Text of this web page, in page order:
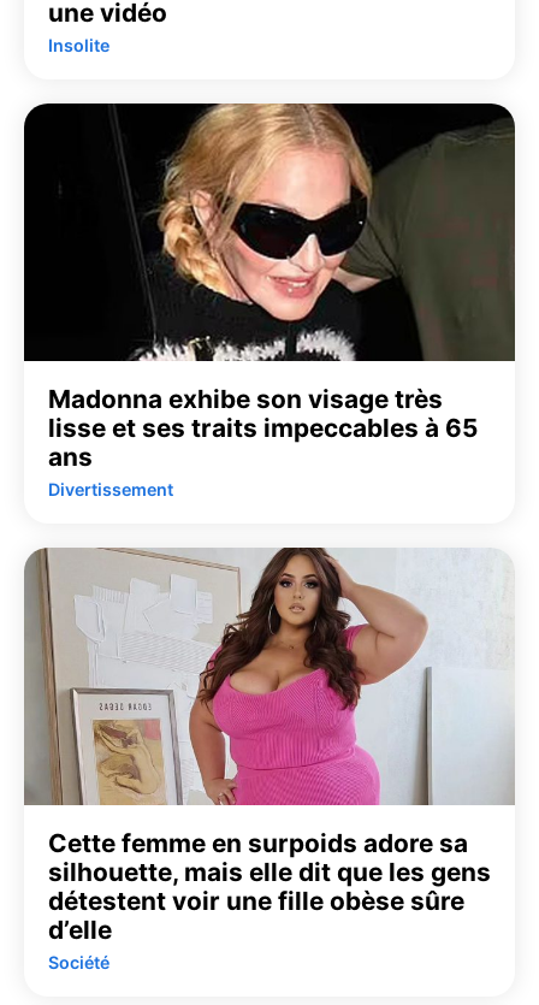
une vidéo
Insolite
Madonna exhibe son visage très
lisse et ses traits impeccables à 65
ans
Divertissement
Cette femme en surpoids adore sa
silhouette, mais elle dit que les gens
détestent voir une fille obèse sûre
d’elle
Société